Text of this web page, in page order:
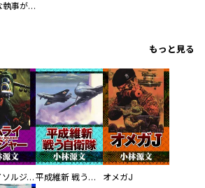
過保護な執事が私の婚活を邪魔してきます！ 分冊版
もっと見る
サムライソルジャー SAMURAI SOLDIER 平成維新 戦う自衛隊 オメガJ